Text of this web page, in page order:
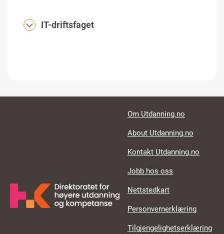
IT-driftsfaget
Footer links
Om Utdanning.no
About Utdanning.no
Kontakt Utdanning.no
Jobb hos oss
Nettstedkart
Personvernerklæring
Tilgjengelighetserklæring